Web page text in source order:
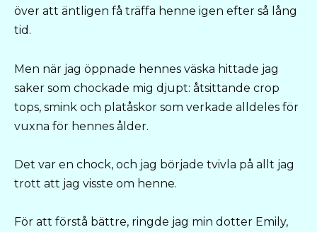
över att äntligen få träffa henne igen efter så lång
tid.
Men när jag öppnade hennes väska hittade jag
saker som chockade mig djupt: åtsittande crop
tops, smink och platåskor som verkade alldeles för
vuxna för hennes ålder.
Det var en chock, och jag började tvivla på allt jag
trott att jag visste om henne.
För att förstå bättre, ringde jag min dotter Emily,